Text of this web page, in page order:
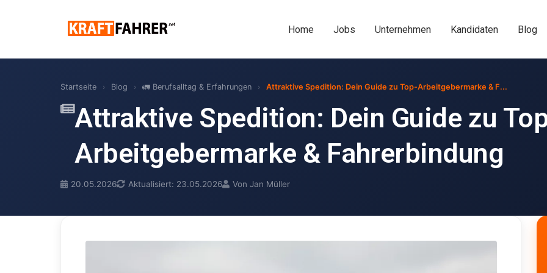
Home Jobs Unternehmen Kandidaten Blog
Startseite › Blog › 🚛 Berufsalltag & Erfahrungen › Attraktive Spedition: Dein Guide zu Top-Arbeitgebermarke & F...
Attraktive Spedition: Dein Guide zu
Arbeitgebermarke & Fahrerbindung
20.05.2026 Aktualisiert: 23.05.2026 Von Jan Müller